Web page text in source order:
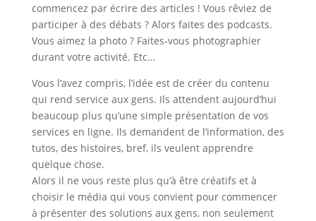
commencez par écrire des articles ! Vous rêviez de
participer à des débats ? Alors faites des podcasts.
Vous aimez la photo ? Faites-vous photographier
durant votre activité. Etc…
Vous l’avez compris, l’idée est de créer du contenu
qui rend service aux gens. Ils attendent aujourd’hui
beaucoup plus qu’une simple présentation de vos
services en ligne. Ils demandent de l’information, des
tutos, des histoires, bref, ils veulent apprendre
quelque chose.
Alors il ne vous reste plus qu’à être créatifs et à
choisir le média qui vous convient pour commencer
à présenter des solutions aux gens, non seulement